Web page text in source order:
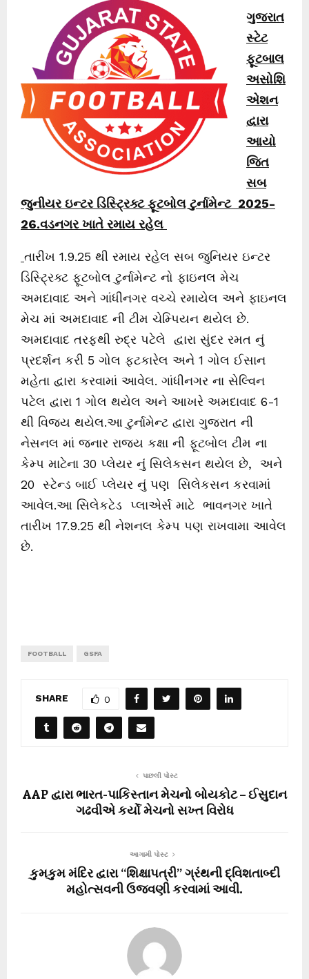
ગુજરાત
સ્ટેટ
ફૂટબાલ
અસોશિ
એશન
દ્વારા
આયો
જિત
સબ
જુનીયર ઇન્ટર ડિસ્ટ્રિક્ટ ફૂટબોલ ટુર્નામેન્ટ2025-
26.વડનગર ખાતે રમાય રહેલ
તારીખ 1.9.25 થી રમાય રહેલ સબ જુનિયર ઇન્ટર
ડિસ્ટ્રિક્ટ ફૂટબોલ ટુર્નામેન્ટ નો ફાઇનલ મેચ
અમદાવાદ અને ગાંધીનગર વચ્ચે રમાયેલ અને ફાઇનલ
મેચ માં અમદાવાદ ની ટીમ ચેમ્પિયન થયેલ છે.
અમદાવાદ તરફથી રુદ્ર પટેલે દ્વારા સુંદર રમત નું
પ્રદર્શન કરી 5 ગોલ ફટકારેલ અને 1 ગોલ ઈસાન
મહેતા દ્વારા કરવામાં આવેલ. ગાંધીનગર ના સેલ્વિન
પટેલ દ્વારા 1 ગોલ થયેલ અને આખરે અમદાવાદ 6-1
થી વિજય થયેલ.આ ટુર્નામેન્ટ દ્વારા ગુજરાત ની
નેસનલ માં જનાર રાજ્ય કક્ષા ની ફૂટબોલ ટીમ ના
કેમ્પ માટેના 30 પ્લેયર નું સિલેકસન થયેલ છે, અને
20 સ્ટેન્ડ બાઈ પ્લેયર નું પણ સિલેકસન કરવામાં
આવેલ.આ સિલેકટેડ પ્લાએર્સ માટે ભાવનગર ખાતે
તારીખ 17.9.25 થી નેશનલ કેમ્પ પણ રાખવામા આવેલ
છે.
FOOTBALL GSFA
SHARE 0
પાછલી પોસ્ટ
AAP દ્વારા ભારત-પાકિસ્તાન મેચનો બોયકોટ – ઈસુદાન
ગઢવીએ કર્યો મેચનો સખ્ત વિરોધ
આગામી પોસ્ટ
કુમકુમ મંદિર દ્વારા “શિક્ષાપત્રી” ગ્રંથની દ્વિશતાબ્દી
મહોત્સવની ઉજવણી કરવામાં આવી.